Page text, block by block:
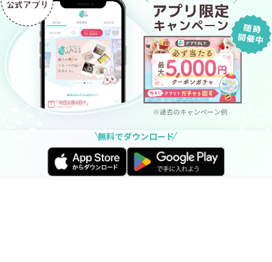
無料でダウンロード